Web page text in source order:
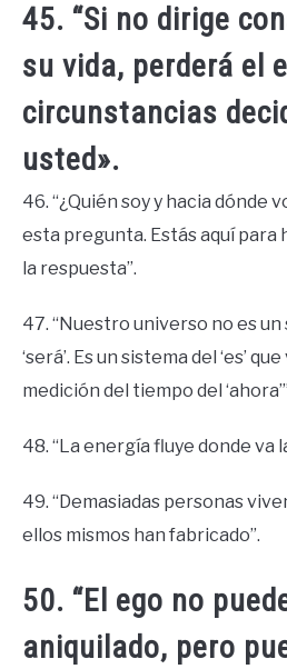
45. “Si no dirige
su vida, perderá el
circunstancias
usted».
46. “¿Quién soy y hacia dónde
esta pregunta. Estás aquí para
la respuesta”.
47. “Nuestro universo no es un
‘será’. Es un sistema del ‘es’
medición del tiempo del
48. “La energía fluye donde va
49. “Demasiadas personas
ellos mismos han fabricado”.
50. “El ego no
aniquilado, pero